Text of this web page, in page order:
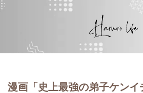
漫画「史上最強の弟子ケンイ